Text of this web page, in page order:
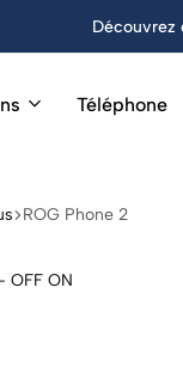
Découvrez
Téléphone
ROG Phone 2